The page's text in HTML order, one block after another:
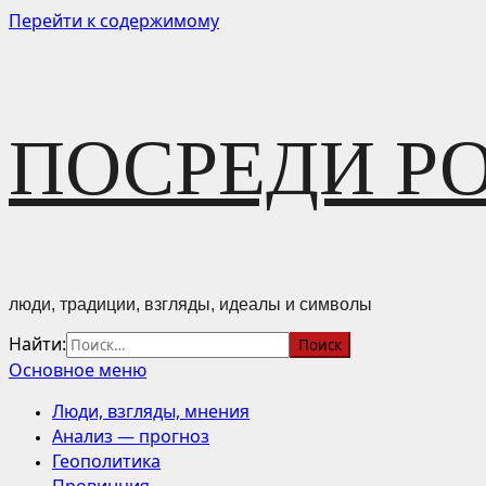
Перейти к содержимому
ПОСРЕДИ
люди, традиции, взгляды, идеалы и символы
Найти:
Основное меню
Люди, взгляды, мнения
Анализ — прогноз
Геополитика